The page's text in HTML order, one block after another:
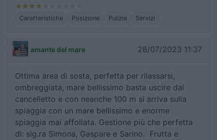
Caratteristiche Posizione Pulizia Servizi
amante del mare 28/07/2023 11:37
Ottima area di sosta, perfetta per rilassarsi,
ombreggiata, mare bellissimo basta uscire dal
cancelletto e con neanche 100 m si arriva sulla
spiaggia con un mare bellissimo e enorme
spiaggia mai affollata. Gestione più che perfetta
di: sig.ra Simona, Gaspare e Sarino. Frutta e